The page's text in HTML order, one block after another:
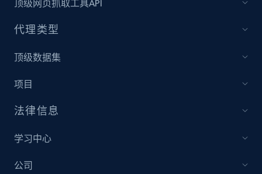
顶级网页抓取工具API
代理类型
顶级数据集
项目
法律信息
学习中心
公司